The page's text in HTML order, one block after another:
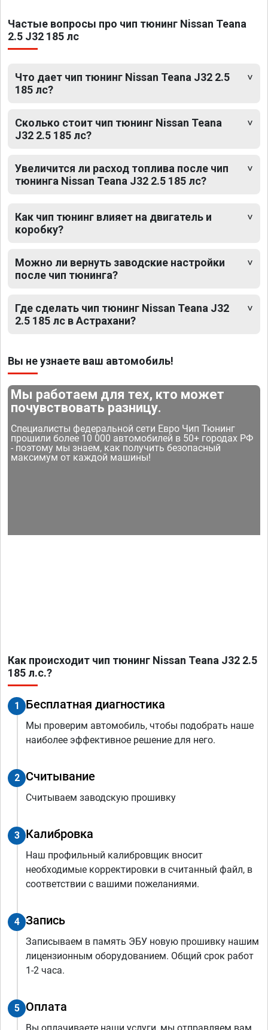
Частые вопросы про чип тюнинг Nissan Teana
2.5 J32 185 лс
Что дает чип тюнинг Nissan Teana J32 2.5
185 лс?
Сколько стоит чип тюнинг Nissan Teana
J32 2.5 185 лс?
Увеличится ли расход топлива после чип
тюнинга Nissan Teana J32 2.5 185 лс?
Как чип тюнинг влияет на двигатель и
коробку?
Можно ли вернуть заводские настройки
после чип тюнинга?
Где сделать чип тюнинг Nissan Teana J32
2.5 185 лс в Астрахани?
Вы не узнаете ваш автомобиль!
Мы работаем для тех, кто может
почувствовать разницу.
Специалисты федеральной сети Евро Чип Тюнинг
прошили более 10 000 автомобилей в 50+ городах РФ
- поэтому мы знаем, как получить безопасный
максимум от каждой машины!
Как происходит чип тюнинг Nissan Teana J32 2.5
185 л.с.?
1 Бесплатная диагностика
Мы проверим автомобиль, чтобы подобрать наше
наиболее эффективное решение для него.
2 Считывание
Считываем заводскую прошивку
3 Калибровка
Наш профильный калибровщик вносит
необходимые корректировки в считанный файл, в
соответствии с вашими пожеланиями.
4 Запись
Записываем в память ЭБУ новую прошивку нашим
лицензионным оборудованием. Общий срок работ
1-2 часа.
5 Оплата